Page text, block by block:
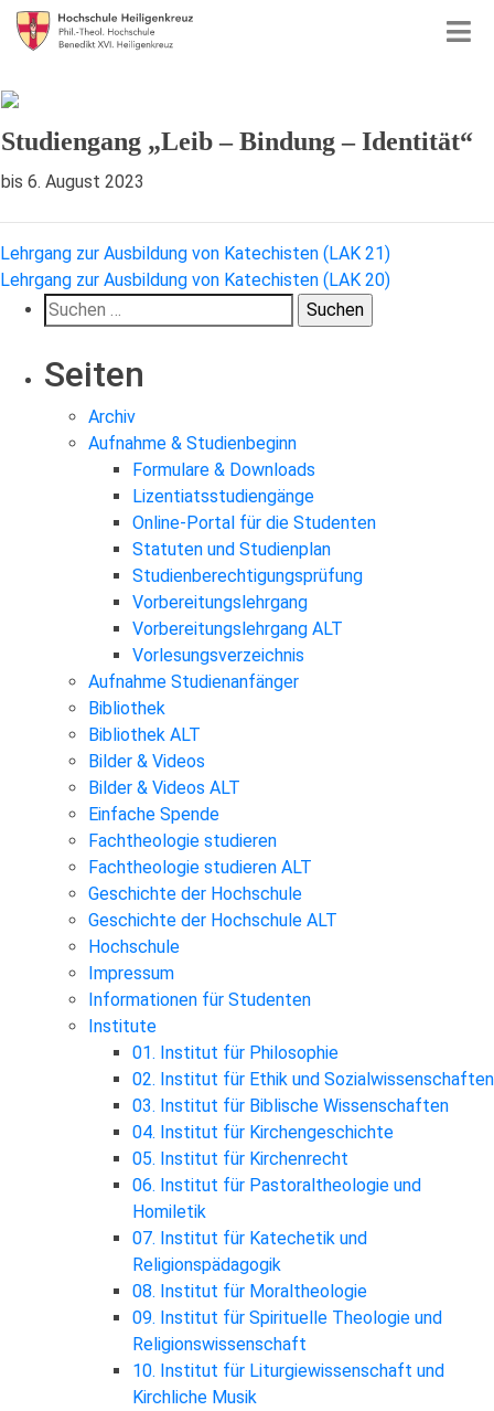
Studiengang „Leib – Bindung – Identität“
bis 6. August 2023
Beitragsnavigation
Lehrgang zur Ausbildung von Katechisten (LAK 21)
Lehrgang zur Ausbildung von Katechisten (LAK 20)
Suchen
nach:
Seiten
Archiv
Aufnahme & Studienbeginn
Formulare & Downloads
Lizentiatsstudiengänge
Online-Portal für die Studenten
Statuten und Studienplan
Studienberechtigungsprüfung
Vorbereitungslehrgang
Vorbereitungslehrgang ALT
Vorlesungsverzeichnis
Aufnahme Studienanfänger
Bibliothek
Bibliothek ALT
Bilder & Videos
Bilder & Videos ALT
Einfache Spende
Fachtheologie studieren
Fachtheologie studieren ALT
Geschichte der Hochschule
Geschichte der Hochschule ALT
Hochschule
Impressum
Informationen für Studenten
Institute
01. Institut für Philosophie
02. Institut für Ethik und Sozialwissenschaften
03. Institut für Biblische Wissenschaften
04. Institut für Kirchengeschichte
05. Institut für Kirchenrecht
06. Institut für Pastoraltheologie und
Homiletik
07. Institut für Katechetik und
Religionspädagogik
08. Institut für Moraltheologie
09. Institut für Spirituelle Theologie und
Religionswissenschaft
10. Institut für Liturgiewissenschaft und
Kirchliche Musik